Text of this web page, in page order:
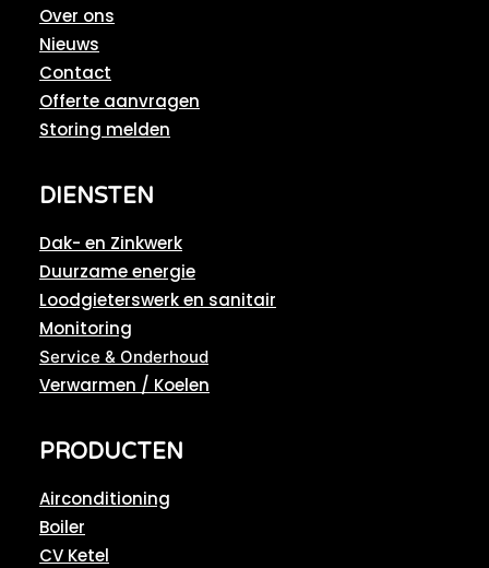
Over ons
Nieuws
Contact
Offerte aanvragen
Storing melden
DIENSTEN
Dak- en Zinkwerk
Duurzame energie
Loodgieterswerk en sanitair
Monitoring
Service & Onderhoud
Verwarmen / Koelen
PRODUCTEN
Airconditioning
Boiler
CV Ketel